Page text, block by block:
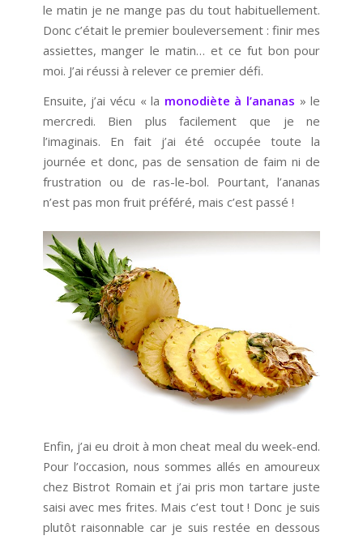
le matin je ne mange pas du tout habituellement.
Donc c’était le premier bouleversement : finir mes
assiettes, manger le matin… et ce fut bon pour
moi. J’ai réussi à relever ce premier défi.
Ensuite, j’ai vécu « la monodiète à l’ananas » le
mercredi. Bien plus facilement que je ne
l’imaginais. En fait j’ai été occupée toute la
journée et donc, pas de sensation de faim ni de
frustration ou de ras-le-bol. Pourtant, l’ananas
n’est pas mon fruit préféré, mais c’est passé !
Enfin, j’ai eu droit à mon cheat meal du week-end.
Pour l’occasion, nous sommes allés en amoureux
chez Bistrot Romain et j’ai pris mon tartare juste
saisi avec mes frites. Mais c’est tout ! Donc je suis
plutôt raisonnable car je suis restée en dessous